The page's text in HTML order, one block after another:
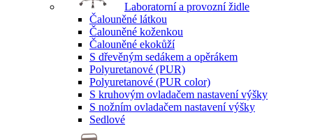
Laboratorní a provozní židle
Čalouněné látkou
Čalouněné koženkou
Čalouněné ekokůží
S dřevěným sedákem a opěrákem
Polyuretanové (PUR)
Polyuretanové (PUR color)
S kruhovým ovladačem nastavení výšky
S nožním ovladačem nastavení výšky
Sedlové